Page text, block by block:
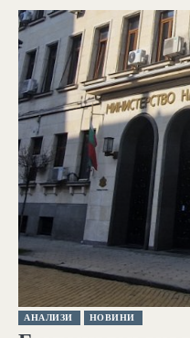
АНАЛИЗИ НОВИНИ